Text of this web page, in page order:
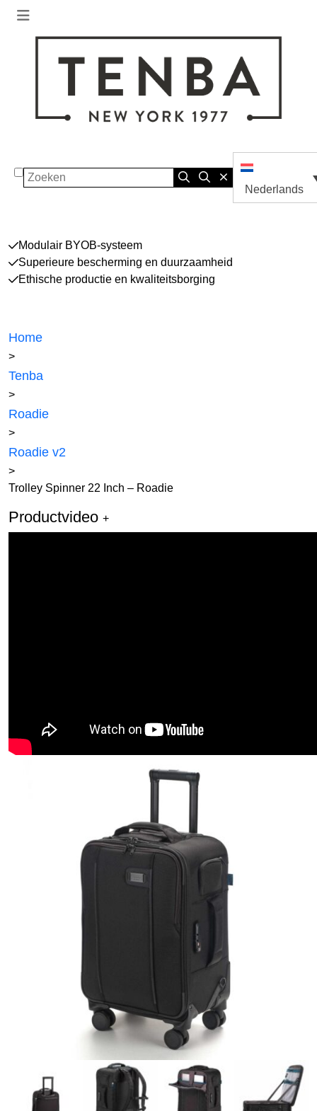
Zoeken
Nederlands
Modulair BYOB-systeem
Superieure bescherming en duurzaamheid
Ethische productie en kwaliteitsborging
Home
>
Tenba
>
Roadie
>
Roadie v2
>
Trolley Spinner 22 Inch – Roadie
Productvideo +